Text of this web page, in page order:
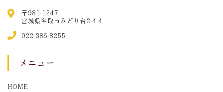
〒981-1247
宮城県名取市みどり台2-4-4
022-386-8255
メニュー
HOME